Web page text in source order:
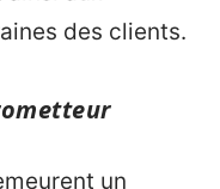
des clients.
un